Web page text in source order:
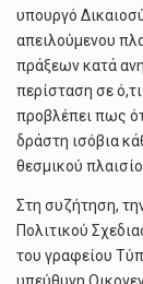
υπουργό
απειλούμενου
πράξεων κατά
περίσταση σε
προβλέπει πως
δράστη ισόβια
θεσμικού
Στη συζήτηση,
Πολιτικού
του γραφείου
υπεύθυνη